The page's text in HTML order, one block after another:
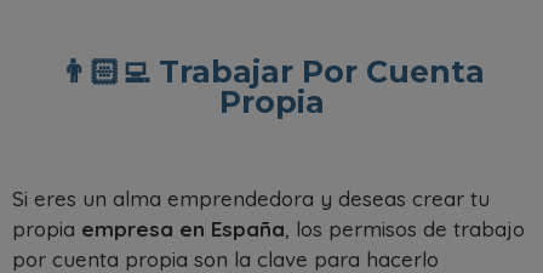
👨🏻‍💻 Trabajar Por Cuenta
Propia
Si eres un alma emprendedora y deseas crear tu
propia empresa en España , los permisos de trabajo
por cuenta propia son la clave para hacerlo